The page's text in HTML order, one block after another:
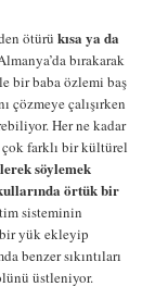
ötürü kısa ya da
bırakarak
bir baba özlemi baş
çözmeye çalışırken
Her ne kadar
çok farklı bir kültürel
söylemek
örtük bir
sisteminin
yük ekleyip
benzer sıkıntıları
üstleniyor.